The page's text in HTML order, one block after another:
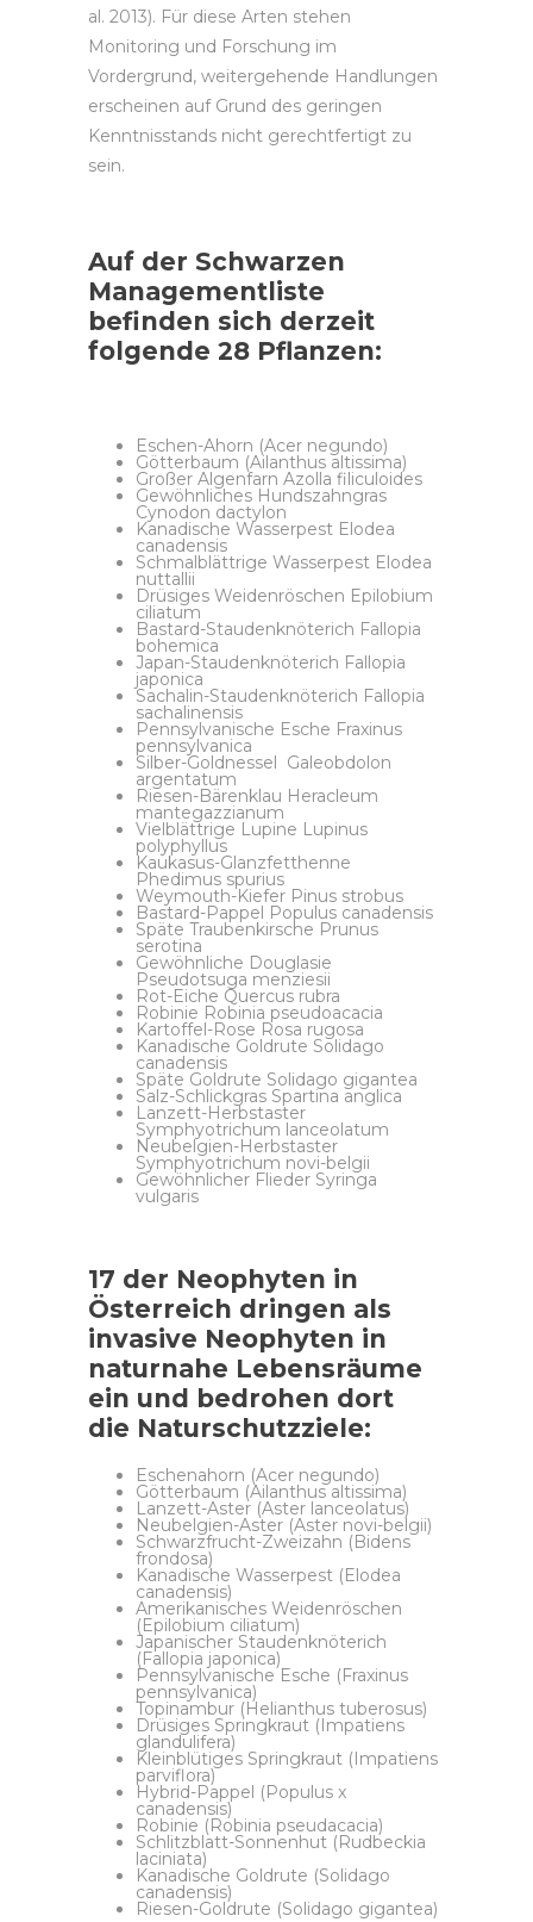
al. 2013). Für diese Arten stehen
Monitoring und Forschung im
Vordergrund, weitergehende Handlungen
erscheinen auf Grund des geringen
Kenntnisstands nicht gerechtfertigt zu
sein.
Auf der Schwarzen
Managementliste
befinden sich derzeit
folgende 28 Pflanzen:
Eschen-Ahorn (Acer negundo)
Götterbaum (Ailanthus altissima)
Großer Algenfarn Azolla filiculoides
Gewöhnliches Hundszahngras
Cynodon dactylon
Kanadische Wasserpest Elodea
canadensis
Schmalblättrige Wasserpest Elodea
nuttallii
Drüsiges Weidenröschen Epilobium
ciliatum
Bastard-Staudenknöterich Fallopia
bohemica
Japan-Staudenknöterich Fallopia
japonica
Sachalin-Staudenknöterich Fallopia
sachalinensis
Pennsylvanische Esche Fraxinus
pennsylvanica
Silber-Goldnessel Galeobdolon
argentatum
Riesen-Bärenklau Heracleum
mantegazzianum
Vielblättrige Lupine Lupinus
polyphyllus
Kaukasus-Glanzfetthenne
Phedimus spurius
Weymouth-Kiefer Pinus strobus
Bastard-Pappel Populus canadensis
Späte Traubenkirsche Prunus
serotina
Gewöhnliche Douglasie
Pseudotsuga menziesii
Rot-Eiche Quercus rubra
Robinie Robinia pseudoacacia
Kartoffel-Rose Rosa rugosa
Kanadische Goldrute Solidago
canadensis
Späte Goldrute Solidago gigantea
Salz-Schlickgras Spartina anglica
Lanzett-Herbstaster
Symphyotrichum lanceolatum
Neubelgien-Herbstaster
Symphyotrichum novi-belgii
Gewöhnlicher Flieder Syringa
vulgaris
17 der Neophyten in
Österreich dringen als
invasive Neophyten in
naturnahe Lebensräume
ein und bedrohen dort
die Naturschutzziele:
Eschenahorn (Acer negundo)
Götterbaum (Ailanthus altissima)
Lanzett-Aster (Aster lanceolatus)
Neubelgien-Aster (Aster novi-belgii)
Schwarzfrucht-Zweizahn (Bidens
frondosa)
Kanadische Wasserpest (Elodea
canadensis)
Amerikanisches Weidenröschen
(Epilobium ciliatum)
Japanischer Staudenknöterich
(Fallopia japonica)
Pennsylvanische Esche (Fraxinus
pennsylvanica)
Topinambur (Helianthus tuberosus)
Drüsiges Springkraut (Impatiens
glandulifera)
Kleinblütiges Springkraut (Impatiens
parviflora)
Hybrid-Pappel (Populus x
canadensis)
Robinie (Robinia pseudacacia)
Schlitzblatt-Sonnenhut (Rudbeckia
laciniata)
Kanadische Goldrute (Solidago
canadensis)
Riesen-Goldrute (Solidago gigantea)